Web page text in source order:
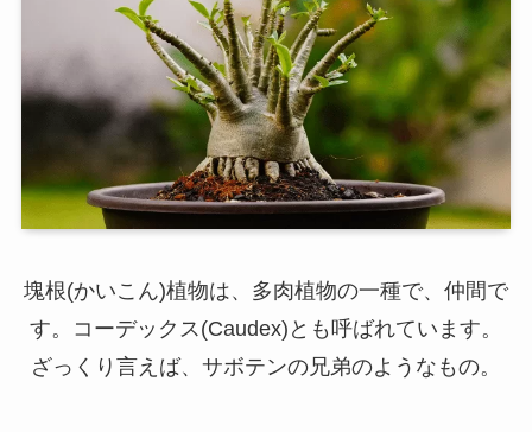
塊根(かいこん)植物は、多肉植物の一種で、仲間で
す。コーデックス(Caudex)とも呼ばれています。
ざっくり言えば、サボテンの兄弟のようなもの。